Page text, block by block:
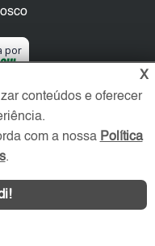
por
X
conteúdos e oferecer
com a nossa Política
.